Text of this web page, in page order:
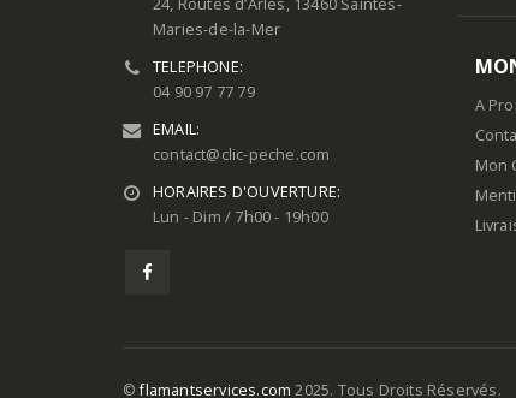
Maries-de-la-Mer
TELEPHONE:
04 90 97 77 79
EMAIL:
contact@clic-peche.com
HORAIRES D'OUVERTURE:
Lun - Dim / 7h00 - 19h00
A
Mon
©flamantservices.com 2025. Tous Droits Réservés.